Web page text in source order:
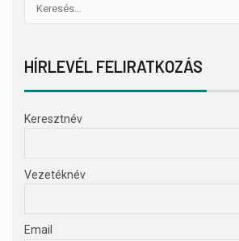
HÍRLEVÉL FELIRATKOZÁS
Keresztnév
Vezetéknév
Email